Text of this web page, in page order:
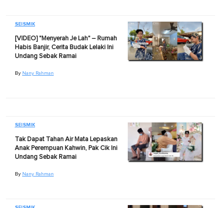
SEISMIK
[VIDEO] "Menyerah Je Lah" – Rumah
Habis Banjir, Cerita Budak Lelaki Ini
Undang Sebak Ramai
By Nany Rahman
SEISMIK
Tak Dapat Tahan Air Mata Lepaskan
Anak Perempuan Kahwin, Pak Cik Ini
Undang Sebak Ramai
By Nany Rahman